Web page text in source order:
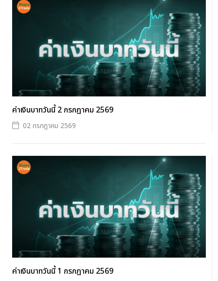
ค่าเงินบาทวันนี้ 2 กรกฎาคม 2569
02 กรกฎาคม 2569
ค่าเงินบาทวันนี้ 1 กรกฎาคม 2569